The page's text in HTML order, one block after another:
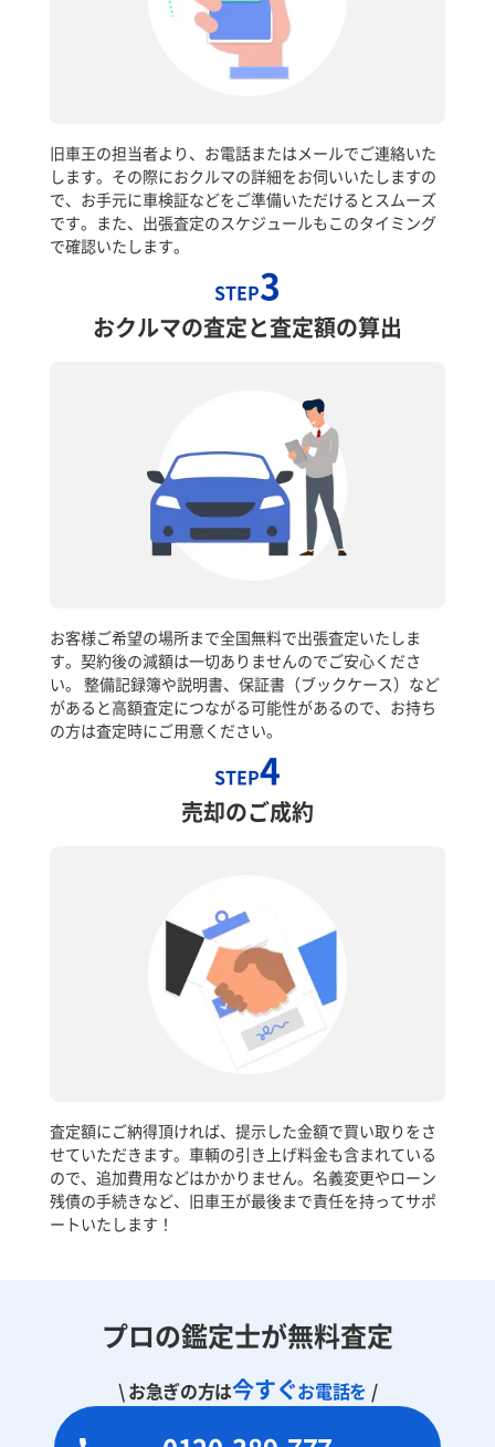
旧車王の担当者より、お電話またはメールでご連絡いた
します。その際におクルマの詳細をお伺いいたしますの
で、お手元に車検証などをご準備いただけるとスムーズ
です。また、出張査定のスケジュールもこのタイミング
で確認いたします。
STEP3
おクルマの査定と査定額の算出
お客様ご希望の場所まで全国無料で出張査定いたしま
す。契約後の減額は一切ありませんのでご安心くださ
い。 整備記録簿や説明書、保証書（ブックケース）など
があると高額査定につながる可能性があるので、お持ち
の方は査定時にご用意ください。
STEP4
売却のご成約
査定額にご納得頂ければ、提示した金額で買い取りをさ
せていただきます。車輌の引き上げ料金も含まれている
ので、追加費用などはかかりません。名義変更やローン
残債の手続きなど、旧車王が最後まで責任を持ってサポ
ートいたします！
プロの鑑定士が無料査定
\ お急ぎの方は今すぐお電話を /